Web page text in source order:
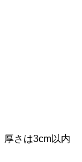
厚さは3cm以内